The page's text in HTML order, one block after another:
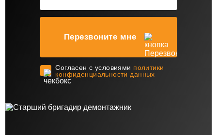
Перезвоните мне
Cогласен с условиями политики
конфиденциальности данных